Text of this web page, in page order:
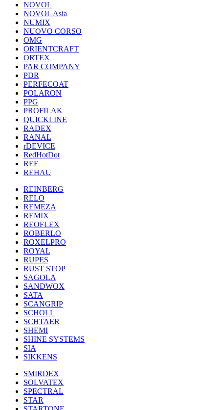
NOVOL
NOVOL Asia
NUMIX
NUOVO CORSO
OMG
ORIENTCRAFT
ORTEX
PAR COMPANY
PDR
PERFECOAT
POLARON
PPG
PROFILAK
QUICKLINE
RADEX
RANAL
rDEVICE
RedHotDot
REF
REHAU
REINBERG
RELO
REMEZA
REMIX
REOFLEX
ROBERLO
ROXELPRO
ROYAL
RUPES
RUST STOP
SAGOLA
SANDWOX
SATA
SCANGRIP
SCHOLL
SCHTAER
SHEMI
SHINE SYSTEMS
SIA
SIKKENS
SMIRDEX
SOLVATEX
SPECTRAL
STAR